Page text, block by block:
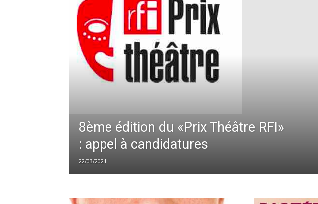
8ème édition du «Prix Théâtre RFI»
: appel à candidatures
22/03/2021